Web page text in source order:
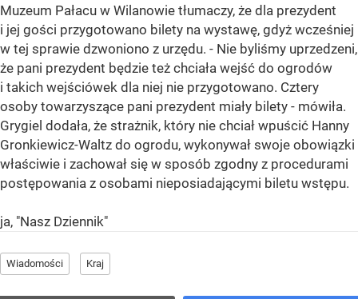
Muzeum Pałacu w Wilanowie tłumaczy, że dla prezydent
i jej gości przygotowano bilety na wystawę, gdyż wcześniej
w tej sprawie dzwoniono z urzędu. - Nie byliśmy uprzedzeni,
że pani prezydent będzie też chciała wejść do ogrodów
i takich wejściówek dla niej nie przygotowano. Cztery
osoby towarzyszące pani prezydent miały bilety - mówiła.
Grygiel dodała, że strażnik, który nie chciał wpuścić Hanny
Gronkiewicz-Waltz do ogrodu, wykonywał swoje obowiązki
właściwie i zachował się w sposób zgodny z procedurami
postępowania z osobami nieposiadającymi biletu wstępu.
ja, "Nasz Dziennik"
Wiadomości Kraj